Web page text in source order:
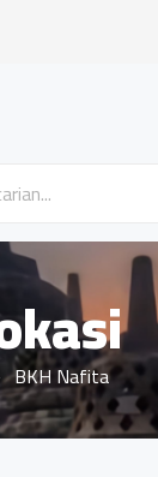
BKH Nafita